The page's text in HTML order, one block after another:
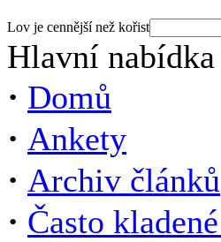
Lov je cennější než kořist
Hlavní nabídka
· Domů
· Ankety
· Archiv článků
· Často